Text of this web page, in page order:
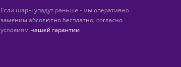
Если шары упадут раньше - мы оперативно
заменим абсолютно бесплатно, согласно
условиям нашей гарантии